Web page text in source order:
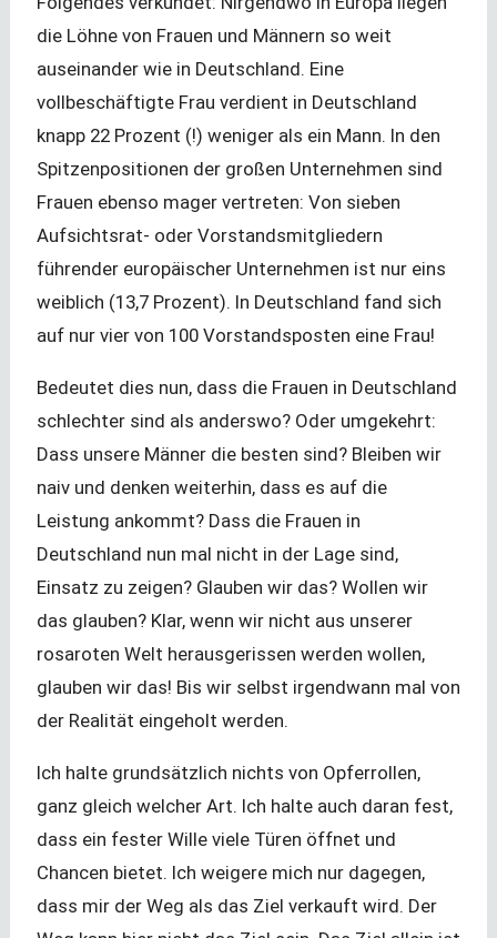
die Löhne von Frauen und Männern so weit
auseinander wie in Deutschland. Eine
vollbeschäftigte Frau verdient in Deutschland
knapp 22 Prozent (!) weniger als ein Mann. In den
Spitzenpositionen der großen Unternehmen sind
Frauen ebenso mager vertreten: Von sieben
Aufsichtsrat- oder Vorstandsmitgliedern
führender europäischer Unternehmen ist nur eins
weiblich (13,7 Prozent). In Deutschland fand sich
auf nur vier von 100 Vorstandsposten eine Frau!
Bedeutet dies nun, dass die Frauen in Deutschland
schlechter sind als anderswo? Oder umgekehrt:
Dass unsere Männer die besten sind? Bleiben wir
naiv und denken weiterhin, dass es auf die
Leistung ankommt? Dass die Frauen in
Deutschland nun mal nicht in der Lage sind,
Einsatz zu zeigen? Glauben wir das? Wollen wir
das glauben? Klar, wenn wir nicht aus unserer
rosaroten Welt herausgerissen werden wollen,
glauben wir das! Bis wir selbst irgendwann mal von
der Realität eingeholt werden.
Ich halte grundsätzlich nichts von Opferrollen,
ganz gleich welcher Art. Ich halte auch daran fest,
dass ein fester Wille viele Türen öffnet und
Chancen bietet. Ich weigere mich nur dagegen,
dass mir der Weg als das Ziel verkauft wird. Der